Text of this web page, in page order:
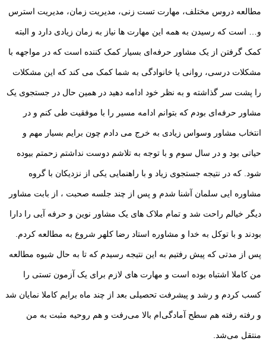
مطالعه دروس مختلف، مهارت تست زنی، مدیریت زمان، مدیریت استرس
و… است که رسیدن به همه این مهارت ها نیاز به زمان زیادی دارد و البته
کمک گرفتن از یک مشاور حرفه‌ای بسیار کمک کننده است که در مواجهه با
مشکلات درسی، روانی یا خانوادگی به شما کمک می کند که این مشکلات
را پشت سر گذاشته و به نظر خود ادامه دهید در همین حال در جستجوی یک
مشاور حرفه‌ای بودم که بتوانم ادامه مسیر را با موفقیت طی کنم و در
انتخاب مشاور وسواس زیادی به خرج می دادم چون برایم بسیار مهم و
حیاتی بود و در سال سوم و با توجه به تلاشم دوست نداشتم زحمتم بیوده
شود. که در نتیجه جستجوی زیاد و با راهنمایی یکی از نزدیکان با گروه
مشاوره ایی سلمان آشنا شدم و پس از چند جلسه صحبت ، از بابت مشاور
دیگر خیالم راحت شد و تمام ملاک های یک مشاور نوین و حرفه آیی را دارا
بودند و با توکل به خدا و مشاوره استاد رضا کلهر شروع به مطالعه کردم.
پس از مدتی که پیش رفتیم به این نتیجه رسیدم که تا به حال شیوه مطالعه
من کاملا اشتباه بوده است و مهارت های لازم برای یک آزمون تستی را
کسب کردم و رشد و پیشرفت تحصیلی بعد از چند ماه برایم کاملا نمایان شد
و رفته رفته هم سطح آمادگی‌ام بالا می‌رفت و هم روحیه مثبت به من
منتقل می‌شد.